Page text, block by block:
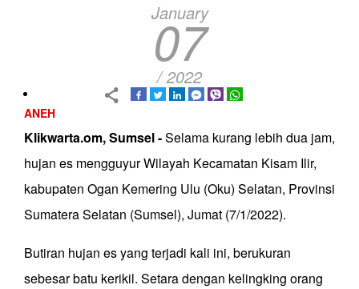
January
07
/ 2022
ANEH
Klikwarta.om, Sumsel -Selama kurang lebih dua jam,
hujan es mengguyur Wilayah Kecamatan Kisam Ilir,
kabupaten Ogan Kemering Ulu (Oku) Selatan, Provinsi
Sumatera Selatan (Sumsel), Jumat (7/1/2022).
Butiran hujan es yang terjadi kali ini, berukuran
sebesar batu kerikil. Setara dengan kelingking orang